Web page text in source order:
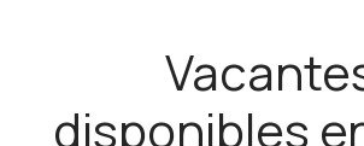
disponibles